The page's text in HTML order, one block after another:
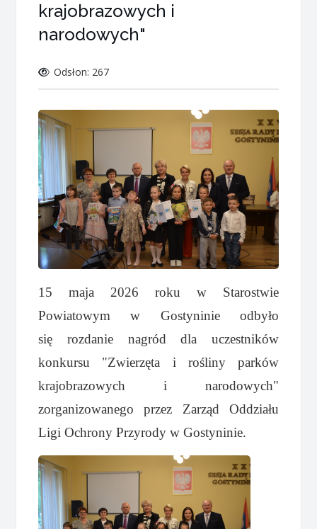
krajobrazowych i
narodowych"
Odsłon: 267
15 maja 2026 roku w Starostwie
Powiatowym w Gostyninie odbyło
się rozdanie nagród dla uczestników
konkursu "Zwierzęta i rośliny parków
krajobrazowych i narodowych"
zorganizowanego przez Zarząd Oddziału
Ligi Ochrony Przyrody w Gostyninie.